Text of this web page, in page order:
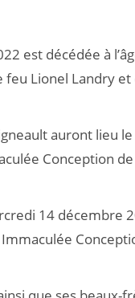
est décédée à
Lionel Landry
auront lieu
Conception
14 décembre